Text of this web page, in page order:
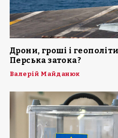
Дрони, гроші і
Перська затока?
Валерій Майданюк